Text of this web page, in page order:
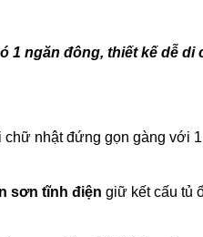
1 ngăn đông, thiết kế dễ
nhật đứng gọn gàng
sơn tĩnh điện giữ kết cấu tủ